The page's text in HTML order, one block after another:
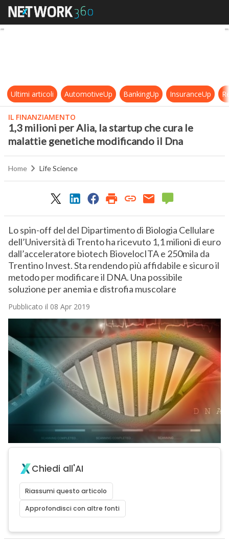
1,3 milioni per Alia, la startup che
Ultimi articoli AutomotiveUp BankingUp InsuranceUp
IL FINANZIAMENTO
1,3 milioni per Alia, la startup che cura le
malattie genetiche modificando il Dna
Home Life Science
Lo spin-off del del Dipartimento di Biologia Cellulare
dell’Università di Trento ha ricevuto 1,1 milioni di euro
dall’acceleratore biotech BiovelocITA e 250mila da
Trentino Invest. Sta rendendo più affidabile e sicuro il
metodo per modificare il DNA. Una possibile
soluzione per anemia e distrofia muscolare
Pubblicato il 08 Apr 2019
Chiedi all'AI
Riassumi questo articolo
Approfondisci con altre fonti